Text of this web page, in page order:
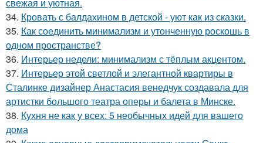
свежая и уютная.
34. Кровать с балдахином в детской - уют как из сказки.
35. Как соединить минимализм и утонченную роскошь в
одном пространстве?
36. Интерьер недели: минимализм с тёплым акцентом.
37. Интерьер этой светлой и элегантной квартиры в
Сталинке дизайнер Анастасия венедчук создавала для
артистки большого театра оперы и балета в Минске.
38. Кухня не как у всех: 5 необычных идей для вашего
дома